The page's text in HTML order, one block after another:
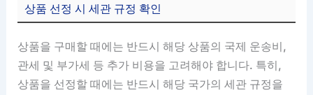
상품 선정 시 세관 규정 확인
상품을 구매할 때에는 반드시 해당 상품의 국제 운송비,
관세 및 부가세 등 추가 비용을 고려해야 합니다. 특히,
상품을 선정할 때에는 반드시 해당 국가의 세관 규정을